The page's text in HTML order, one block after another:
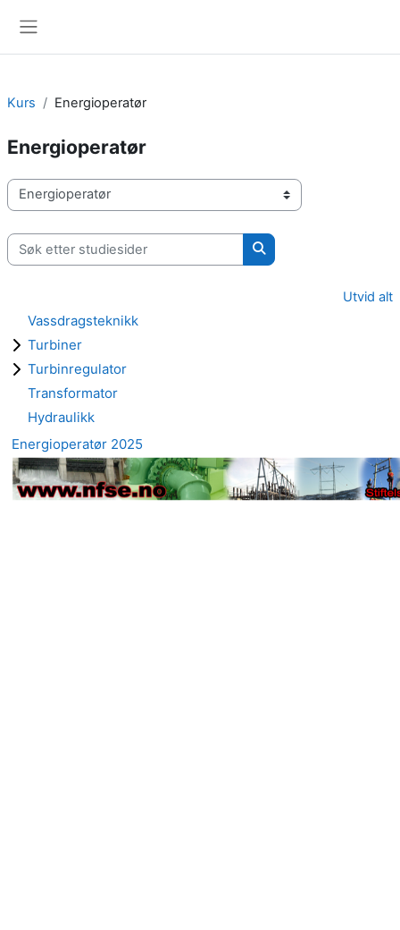
Kurs Energioperatør
Energioperatør
Kurskategorier
Søk etter studiesider
Søk etter studiesider
Utvid alt
Vassdragsteknikk
Turbiner
Turbinregulator
Transformator
Hydraulikk
Energioperatør 2025